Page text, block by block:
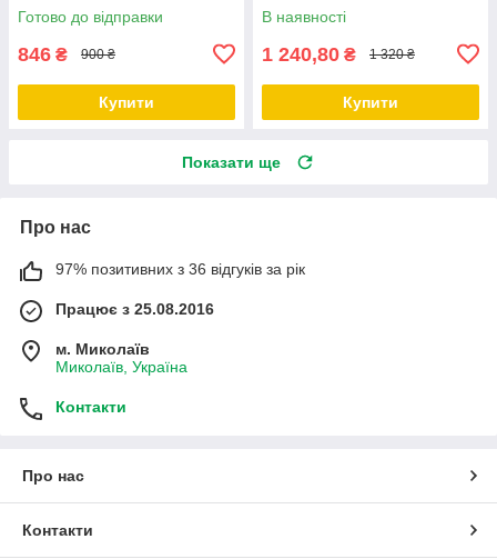
Готово до відправки
846 ₴ 900 ₴
Купити
В наявності
1 240,80 ₴ 1 320 ₴
Купити
Показати ще
Про нас
97% позитивних з 36 відгуків за рік
Працює з 25.08.2016
м. Миколаїв
Миколаїв, Україна
Контакти
Про нас
Контакти